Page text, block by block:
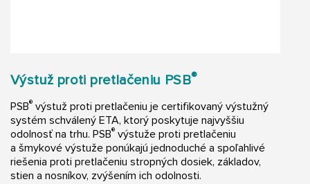
Výstuž proti pretlačeniu PSB®
PSB® výstuž proti pretlačeniu je certifikovaný výstužný
systém schválený ETA, ktorý poskytuje najvyššiu
odolnosť na trhu. PSB® výstuže proti pretlačeniu
a šmykové výstuže ponúkajú jednoduché a spoľahlivé
riešenia proti pretlačeniu stropných dosiek, základov,
stien a nosníkov, zvýšením ich odolnosti.